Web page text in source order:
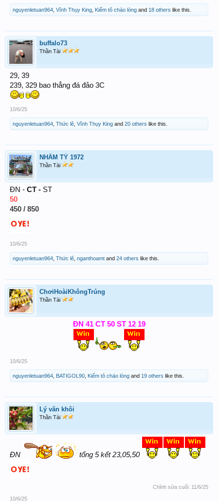
nguyenletuan964 Vĩnh Thụy King Kiếm tô cháo lòng and 18 others like this.
buffalo73
Thần Tài
29, 39
239, 329 bao thẳng đá đảo 3C
10/6/25
nguyenletuan964 Thức lê Vĩnh Thụy King and 20 others like this.
NHÂM TÝ 1972
Thần Tài
ĐN - CT - ST
50
450 / 850
10/6/25
nguyenletuan964 Thức lê nganthoamt and 24 others like this.
ChơiHoàiKhôngTrúng
Thần Tài
ĐN 41 CT 50 ST 12 19
10/6/25
nguyenletuan964 BATIGOL90 Kiếm tô cháo lòng and 19 others like this.
Lý văn khôi
Thần Tài
ĐN tổng 5 kết 23,05,50
Chỉnh sửa cuối: 11/6/25
10/6/25